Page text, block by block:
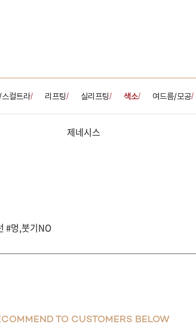
컬트라/ 리프팅/ 실리프팅/ 색소/ 여드름/모공/
#멍,붓기NO
TO CUSTOMERS BELOW